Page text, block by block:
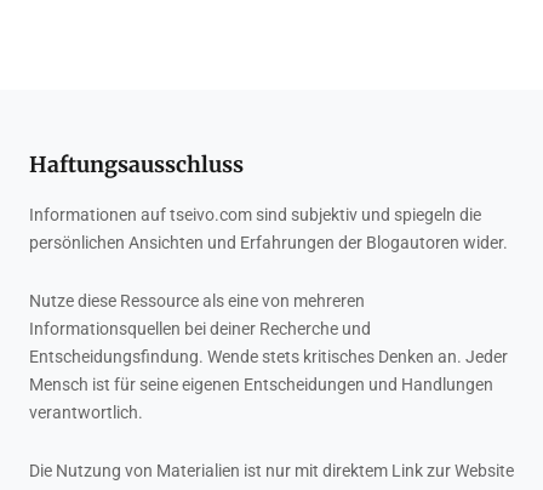
Haftungsausschluss
Informationen auf tseivo.com sind subjektiv und spiegeln die
persönlichen Ansichten und Erfahrungen der Blogautoren wider.
Nutze diese Ressource als eine von mehreren
Informationsquellen bei deiner Recherche und
Entscheidungsfindung. Wende stets kritisches Denken an. Jeder
Mensch ist für seine eigenen Entscheidungen und Handlungen
verantwortlich.
Die Nutzung von Materialien ist nur mit direktem Link zur Website